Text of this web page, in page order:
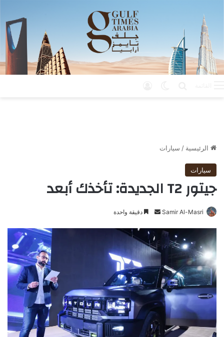
الرئيسية / سيارات
سيارات
جيتور T2 الجديدة: تأخذك أبعد
Samir Al-Masri
س
ل
ب
ر
ي
د
إ
ل
دقيقة واحدة